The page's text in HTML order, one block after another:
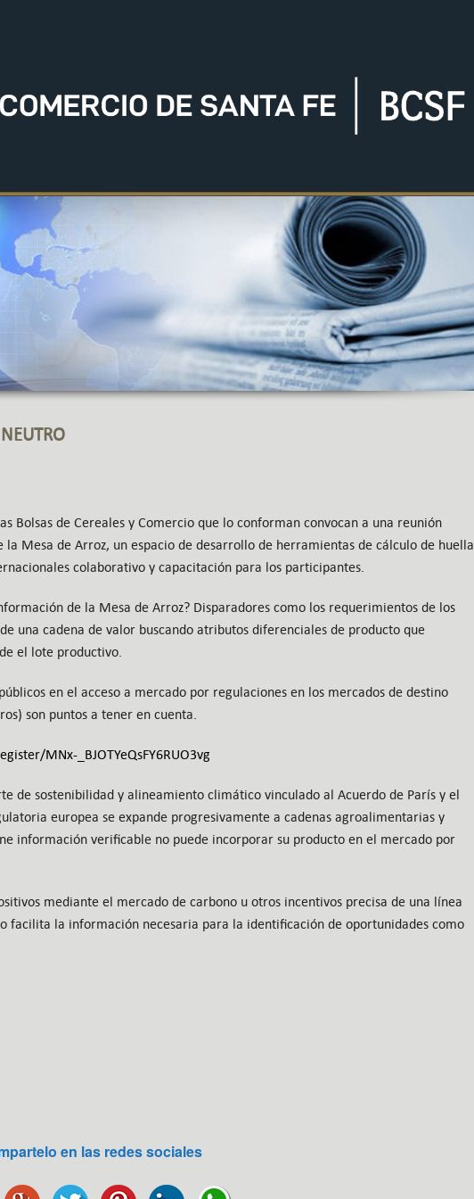
Bolsas de Cereales y Comercio que lo conforman convocan a una reunión
Mesa de Arroz, un espacio de desarrollo de herramientas de cálculo de huella
colaborativo y capacitación para los participantes.
de la Mesa de Arroz? Disparadores como los requerimientos de los
una cadena de valor buscando atributos diferenciales de producto que
el lote productivo.
en el acceso a mercado por regulaciones en los mercados de destino
son puntos a tener en cuenta.
MNx-_BJOTYeQsFY6RUO3vg
de sostenibilidad y alineamiento climático vinculado al Acuerdo de París y el
europea se expande progresivamente a cadenas agroalimentarias y
información verificable no puede incorporar su producto en el mercado por
mediante el mercado de carbono u otros incentivos precisa de una línea
facilita la información necesaria para la identificación de oportunidades como
en las redes sociales